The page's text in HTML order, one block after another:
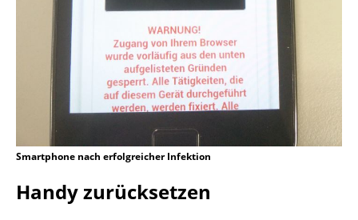
Smartphone nach erfolgreicher Infektion
Handy zurücksetzen